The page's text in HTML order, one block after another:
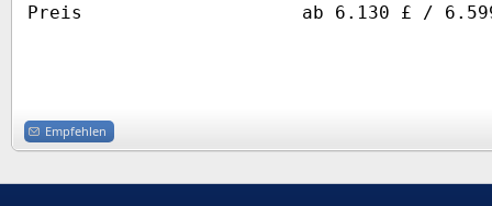
Preis ab 6.130 £ /
Empfehlen